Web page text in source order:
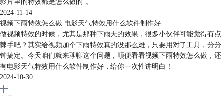
影片里的特效都是怎么做的”。
2024-11-14
视频下雨特效怎么做 电影天气特效用什么软件制作好
做视频特效的时候，尤其是那种下雨天的效果，很多小伙伴可能觉得有点
棘手吧？其实给视频加个下雨特效真的没那么难，只要用对了工具，分分
钟搞定。今天咱们就来聊聊这个问题，顺便看看视频下雨特效怎么做，还
有电影天气特效用什么软件制作好，给你一次性讲明白！
2024-10-30